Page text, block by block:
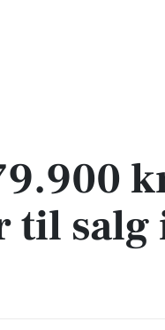
til salg i Dianalund
til salg